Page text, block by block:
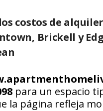
costos de
, Brickell y
para un espacio
la página refleja